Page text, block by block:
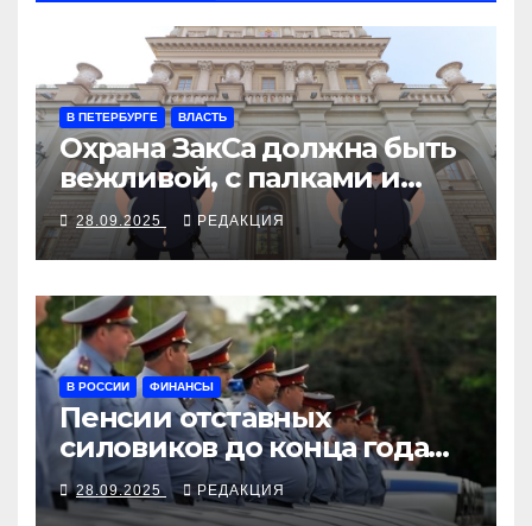
В ПЕТЕРБУРГЕ ВЛАСТЬ
Охрана ЗакСа должна быть
вежливой, с палками и
наручниками
28.09.2025 РЕДАКЦИЯ
В РОССИИ ФИНАНСЫ
Пенсии отставных
силовиков до конца года
повысятся вместе с
окладами действующих
28.09.2025 РЕДАКЦИЯ